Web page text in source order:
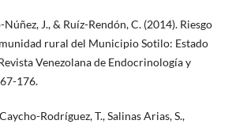
J., & Ruíz-Rendón, C. (2014). Riesgo
rural del Municipio Sotilo: Estado
Venezolana de Endocrinología y
176.
Rodríguez, T., Salinas Arias, S.,